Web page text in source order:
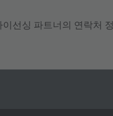
이선싱 파트너의 연락처